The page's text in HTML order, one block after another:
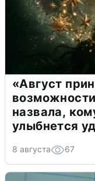
«Август
назвала,
улыбнется
8 августа 67